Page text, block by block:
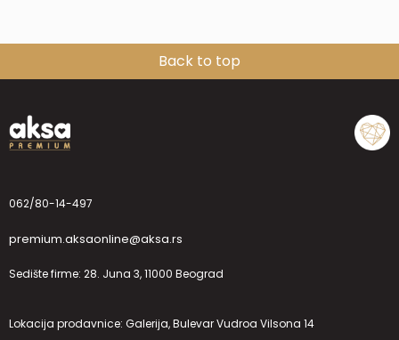
Back to top
062/80-14-497
premium.aksaonline@aksa.rs
Sedište firme: 28. Juna 3, 11000 Beograd
Lokacija prodavnice: Galerija, Bulevar Vudroa Vilsona 14